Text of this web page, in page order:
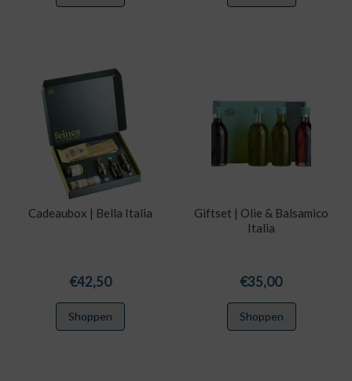
Cadeaubox | Bella Italia
€42,50
Shoppen
Giftset | Olie & Balsamico
Italia
€35,00
Shoppen